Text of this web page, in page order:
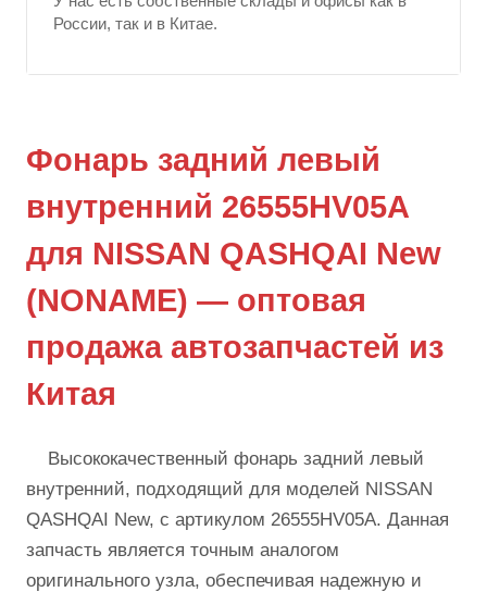
России, так и в Китае.
Фонарь задний левый
внутренний 26555HV05A
для NISSAN QASHQAI New
(NONAME) — оптовая
продажа автозапчастей из
Китая
Высококачественный фонарь задний левый
внутренний, подходящий для моделей NISSAN
QASHQAI New, с артикулом 26555HV05A. Данная
запчасть является точным аналогом
оригинального узла, обеспечивая надежную и